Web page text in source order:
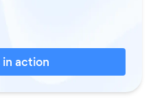
in action